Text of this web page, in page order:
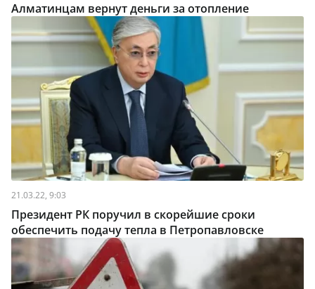
Алматинцам вернут деньги за отопление
21.03.22, 9:03
Президент РК поручил в скорейшие сроки
обеспечить подачу тепла в Петропавловске